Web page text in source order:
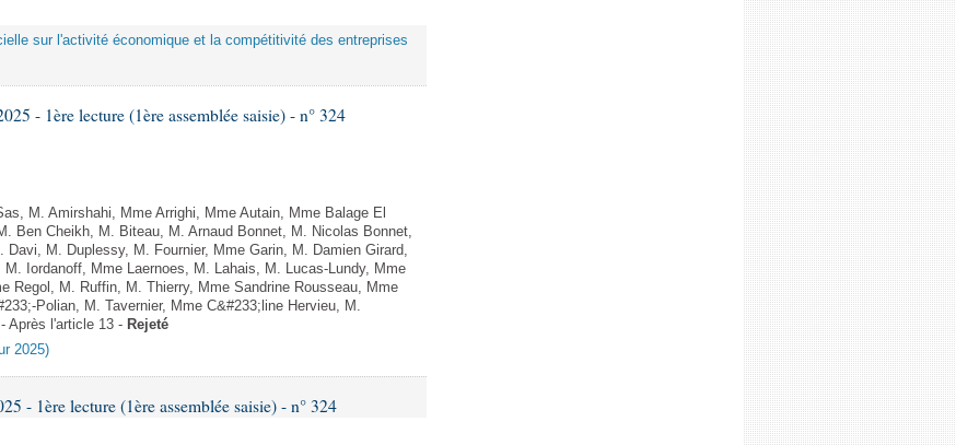
sur l'activité économique et la compétitivité des entreprises
- 1ère lecture (1ère assemblée saisie) - n° 324
M. Amirshahi, Mme Arrighi, Mme Autain, Mme Balage El
Ben Cheikh, M. Biteau, M. Arnaud Bonnet, M. Nicolas Bonnet,
Davi, M. Duplessy, M. Fournier, Mme Garin, M. Damien Girard,
Iordanoff, Mme Laernoes, M. Lahais, M. Lucas-Lundy, Mme
Regol, M. Ruffin, M. Thierry, Mme Sandrine Rousseau, Mme
Polian, M. Tavernier, Mme C&#233;line Hervieu, M.
Après l'article 13 - Rejeté
2025)
- 1ère lecture (1ère assemblée saisie) - n° 324